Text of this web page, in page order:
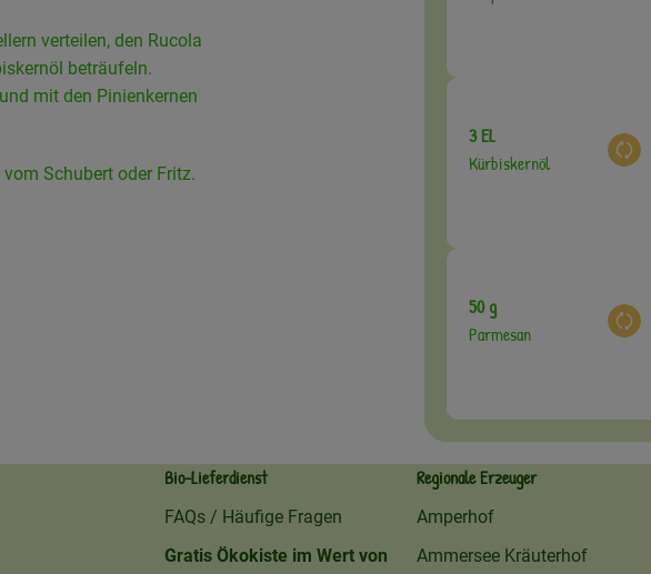
verteilen, den Rucola
beträufeln.
mit den Pinienkernen
Schubert oder Fritz.
3 EL
Kürbiskernöl
50 g
Parmesan
Bio-Lieferdienst
FAQs / Häufige Fragen
Gratis Ökokiste im Wert von
Regionale Erzeuger
Amperhof
Ammersee Kräuterhof